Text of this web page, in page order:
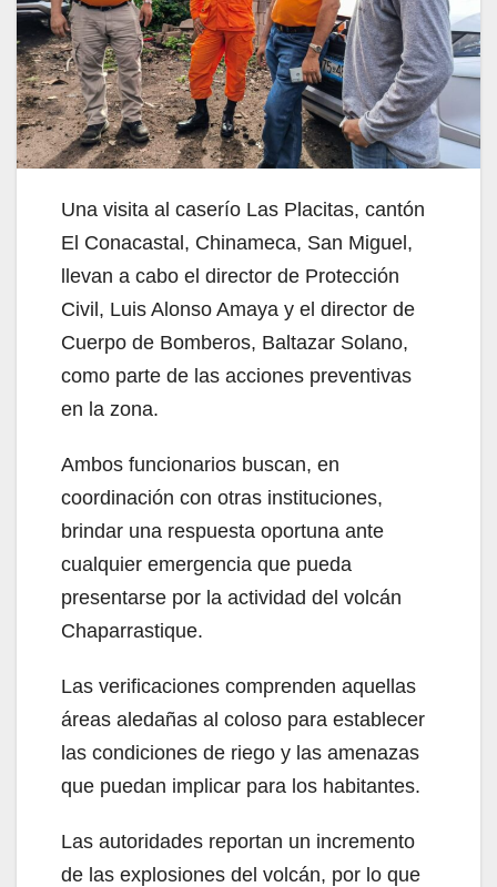
Una visita al caserío Las Placitas, cantón
El Conacastal, Chinameca, San Miguel,
llevan a cabo el director de Protección
Civil, Luis Alonso Amaya y el director de
Cuerpo de Bomberos, Baltazar Solano,
como parte de las acciones preventivas
en la zona.
Ambos funcionarios buscan, en
coordinación con otras instituciones,
brindar una respuesta oportuna ante
cualquier emergencia que pueda
presentarse por la actividad del volcán
Chaparrastique.
Las verificaciones comprenden aquellas
áreas aledañas al coloso para establecer
las condiciones de riego y las amenazas
que puedan implicar para los habitantes.
Las autoridades reportan un incremento
de las explosiones del volcán, por lo que